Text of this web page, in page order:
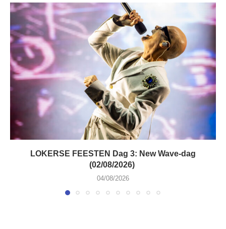
LOKERSE FEESTEN Dag 3: New Wave-dag
(02/08/2026)
04/08/2026